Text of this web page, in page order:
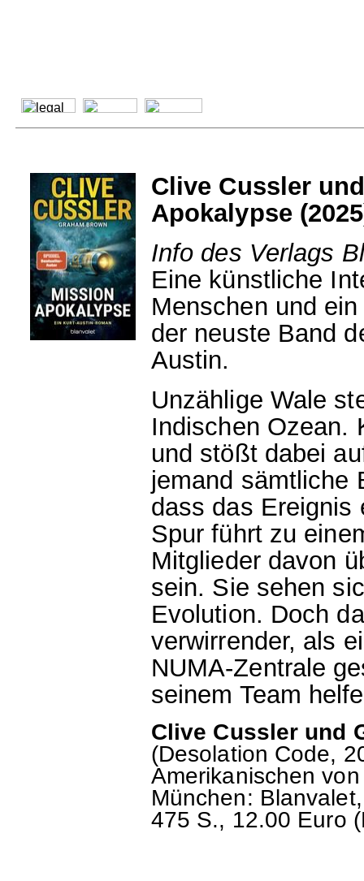
Clive Cussler
Apokalypse
Info des Verlags
Eine künstliche
Menschen und
der neuste Band
Austin.
Unzählige Wale
Indischen Ozean.
und stößt dabei
jemand sämtliche
dass das Ereignis
Spur führt zu
Mitglieder davon
sein. Sie sehen
Evolution. Doch
verwirrender, als
NUMA-Zentrale
seinem Team
Clive Cussler und
(Desolation Code,
Amerikanischen
München:
475 S., 12.00 Euro